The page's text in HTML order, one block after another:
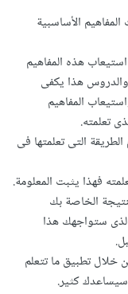
الأساسبية
هذه المفاهيم
هذا يكفى
المفاهيم
تعلمته.
التى تعلمتها فى
فهذا يثبت المعلومة.
الخاصة بك
ستواجهك هذا
خلال تطبيق ما تتعلم
كثير.